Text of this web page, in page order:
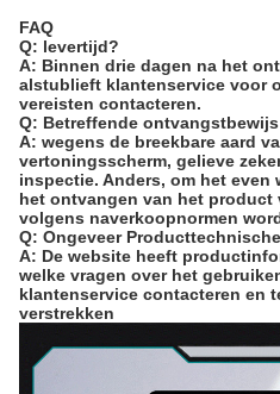
FAQ
Q: levertijd?
A: Binnen drie dagen na het
alstublieft klantenservice voor
vereisten contacteren.
Q: Betreffende
A: wegens de breekbare aard
vertoningsscherm, gelieve
inspectie. Anders, om het even
het ontvangen van het
volgens naverkoopnormen
Q: Ongeveer
A: De website heeft
welke vragen over het
klantenservice contacteren en
verstrekken